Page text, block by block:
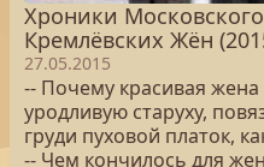
Хроники
Кремлёвских Жён
27.05.2015
-- Почему красивая жена
уродливую старуху,
груди пуховой платок,
-- Чем кончилось для